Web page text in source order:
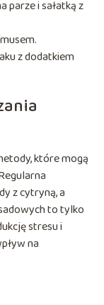
parze i sałatką z
z dodatkiem
które mogą
z cytryną, a
to tylko
stresu i
na